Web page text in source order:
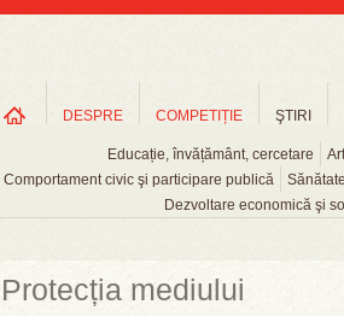
DESPRE COMPETIȚIE ŞTIRI
Educație, învățământ, cercetare
Comportament civic şi participare publică
Sănătate
Dezvoltare economică şi
Protecția mediului